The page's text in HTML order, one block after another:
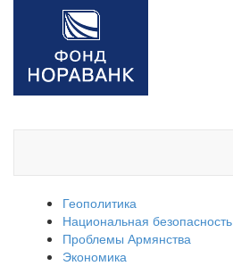
Геополитика
Национальная безопасность
Проблемы Армянства
Экономика